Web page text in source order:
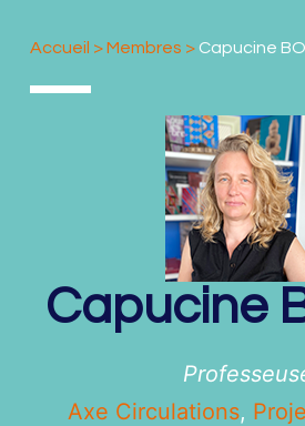
Accueil >Membres > Capucine
Capucine
Axe Circulations,